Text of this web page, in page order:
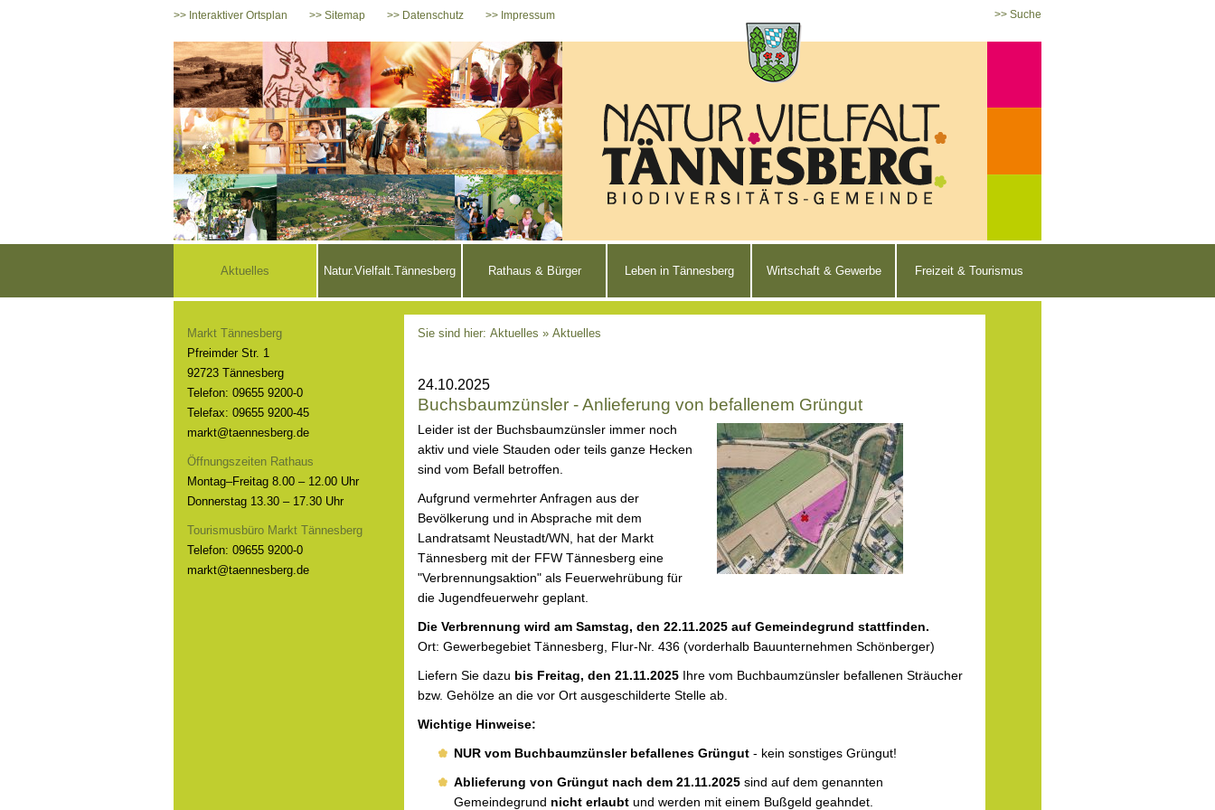
>> Interaktiver Ortsplan >> Sitemap >> Datenschutz >> Impressum >> Suche
Aktuelles Natur.Vielfalt.Tännesberg Rathaus & Bürger Leben in Tännesberg Wirtschaft & Gewerbe Freizeit & Tourismus
Markt Tännesberg
Pfreimder Str. 1
92723 Tännesberg
Telefon: 09655 9200-0
Telefax: 09655 9200-45
markt@taennesberg.de
Öffnungszeiten Rathaus
Montag–Freitag 8.00 – 12.00 Uhr
Donnerstag 13.30 – 17.30 Uhr
Tourismusbüro Markt Tännesberg
Telefon: 09655 9200-0
markt@taennesberg.de
Sie sind hier: Aktuelles » Aktuelles
24.10.2025
Buchsbaumzünsler - Anlieferung von befallenem Grüngut
Leider ist der Buchsbaumzünsler immer noch
aktiv und viele Stauden oder teils ganze Hecken
sind vom Befall betroffen.
Aufgrund vermehrter Anfragen aus der
Bevölkerung und in Absprache mit dem
Landratsamt Neustadt/WN, hat der Markt
Tännesberg mit der FFW Tännesberg eine
"Verbrennungsaktion" als Feuerwehrübung für
die Jugendfeuerwehr geplant.
Die Verbrennung wird am Samstag, den 22.11.2025 auf Gemeindegrund stattfinden.
Ort: Gewerbegebiet Tännesberg, Flur-Nr. 436 (vorderhalb Bauunternehmen Schönberger)
Liefern Sie dazu bis Freitag, den 21.11.2025 Ihre vom Buchbaumzünsler befallenen Sträucher
bzw. Gehölze an die vor Ort ausgeschilderte Stelle ab.
Wichtige Hinweise:
NUR vom Buchbaumzünsler befallenes Grüngut - kein sonstiges Grüngut!
Ablieferung von Grüngut nach dem 21.11.2025 sind auf dem genannten
Gemeindegrund nicht erlaubt und werden mit einem Bußgeld geahndet.